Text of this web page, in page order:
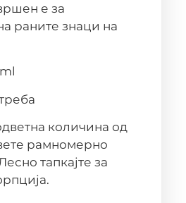
е за
раните знаци на
количина од
рамномерно
тапкајте за